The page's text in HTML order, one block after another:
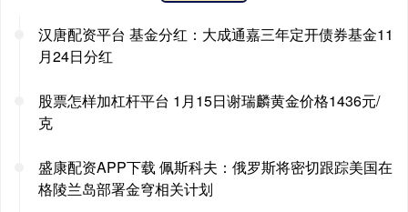
汉唐配资平台 基金分红：大成通嘉三年定开债券基金11
月24日分红
股票怎样加杠杆平台 1月15日谢瑞麟黄金价格1436元/
克
盛康配资APP下载 佩斯科夫：俄罗斯将密切跟踪美国在
格陵兰岛部署金穹相关计划